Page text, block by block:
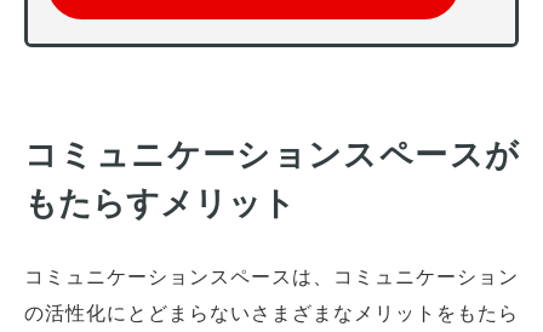
コミュニケーションスペースが
もたらすメリット
コミュニケーションスペースは、コミュニケーション
の活性化にとどまらないさまざまなメリットをもたら